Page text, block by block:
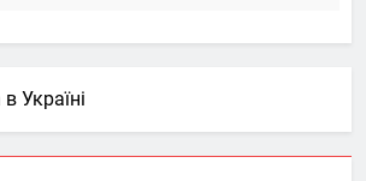
Україні